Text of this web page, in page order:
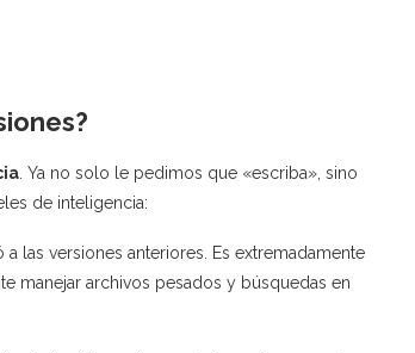
. Ya no solo le pedimos que «escriba», sino
de inteligencia:
las versiones anteriores. Es extremadamente
manejar archivos pesados y búsquedas en